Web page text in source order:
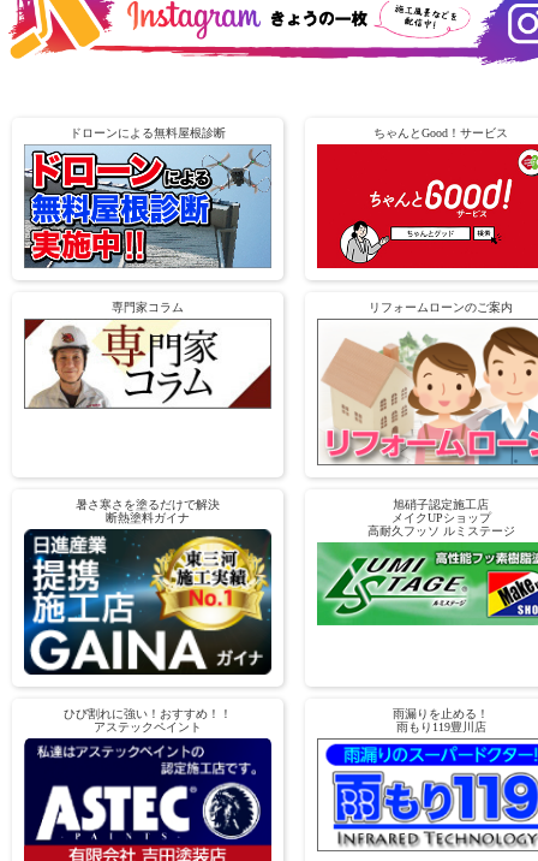
ドローンによる無料屋根診断 ちゃんとGood！サービス
専門家コラム リフォームローンのご案内
暑さ寒さを塗るだけで解決
断熱塗料ガイナ
旭硝子認定施工店
メイクUPショップ
高耐久フッソ ルミステージ
ひび割れに強い！おすすめ！！
アステックペイント
雨漏りを止める！
雨もり119豊川店